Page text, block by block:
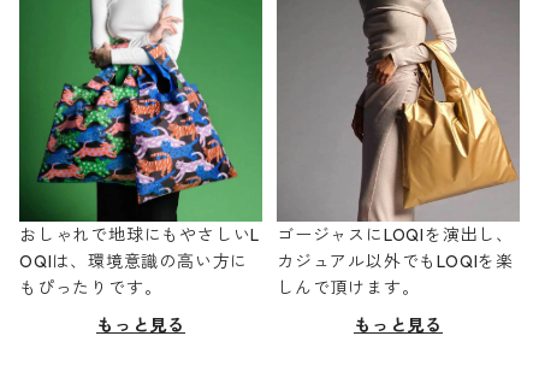
おしゃれで地球にもやさしいL
OQIは、環境意識の高い方に
もぴったりです。
もっと見る
ゴージャスにLOQIを演出し、
カジュアル以外でもLOQIを楽
しんで頂けます。
もっと見る